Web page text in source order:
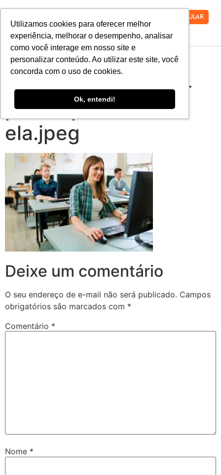
Utilizamos cookies para oferecer melhor
experiência, melhorar o desempenho, analisar
como você interage em nosso site e
personalizar conteúdo. Ao utilizar este site, você
concorda com o uso de cookies.
Ok, entendi!
VESTIBULAR
nota-do-mec-por-
que-voce-deve-se-
preocupar-com-
ela.jpeg
Deixe um comentário
O seu endereço de e-mail não será publicado. Campos
obrigatórios são marcados com *
Comentário *
Nome *